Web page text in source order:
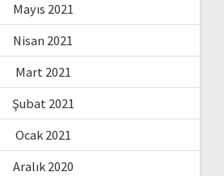
Mayıs 2021
Nisan 2021
Mart 2021
Şubat 2021
Ocak 2021
Aralık 2020